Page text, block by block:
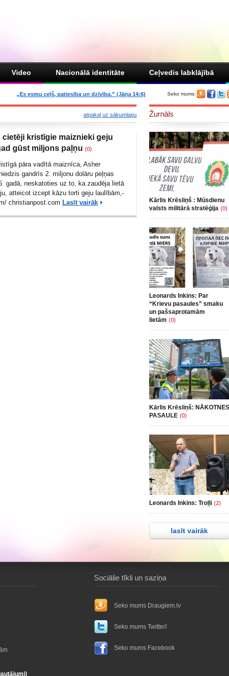
Video Nacionālā identitāte Ceļvedis labklājībā
Seko mums:
„Es esmu ceļš, patiesība un dzīvība.” (Jāņa 14:6)
atpakaļ uz sākumlapu
cietēji kristīgie maiznieki geju
gūst miljons paļņu (0)
pāra vadītā maiznīca, Asher
gandrīs 2. miljonu dolāru peļņas
gadā, neskatoties uz to, ka zaudēja lietā
atteicot izcept kāzu torti geju laulībām,-
christianpost.com Lasīt vairāk
Žurnāls
Kārlis Krēsliņš : Mūsdienu
valsts militārā stratēģija (0)
Leonards Inkins: Par
“Krievu pasaules” smaku
un pašsaprotamām
lietām (0)
Kārlis Krēsliņš: NĀKOTNES
PASAULE (0)
Leonards Inkins: Troļļi (2)
lasīt vairāk
Sociālie tīkli un saziņa
Seko mums Draugiem.lv
Seko mums Twitterī
Seko mums Facebook